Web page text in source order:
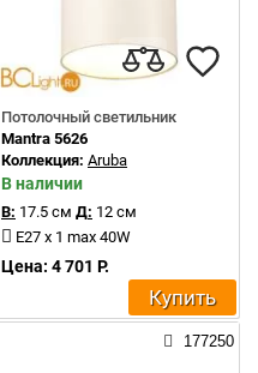
Потолочный светильник
Mantra 5626
Коллекция: Aruba
В наличии
В: 17.5 см Д: 12 см
E27 x 1 max 40W
Цена: 4 701 Р.
Купить
177250